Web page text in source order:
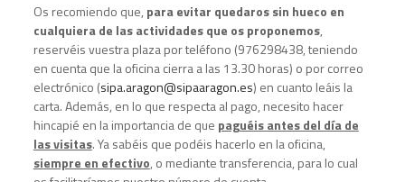
Os recomiendo que, para evitar quedaros sin hueco en
cualquiera de las actividades que os proponemos,
reservéis vuestra plaza por teléfono (976298438, teniendo
en cuenta que la oficina cierra a las 13.30 horas) o por correo
electrónico (sipa.aragon@sipaaragon.es) en cuanto leáis la
carta. Además, en lo que respecta al pago, necesito hacer
hincapié en la importancia de que paguéis antes del día de
las visitas. Ya sabéis que podéis hacerlo en la oficina,
siempre en efectivo, o mediante transferencia, para lo cual